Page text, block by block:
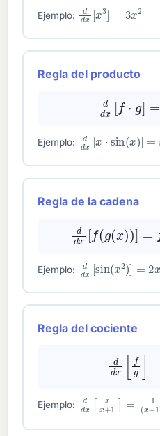
Ejemplo: dd x x =3 x
Regla del producto
dd x [ g]
Ejemplo: dd x sin( x)
Regla de la cadena
dd x [f g x))
Ejemplo: dd x [ sin (x2 =2
Regla del cociente
dd x [fg
Ejemplo: dd x xx + x